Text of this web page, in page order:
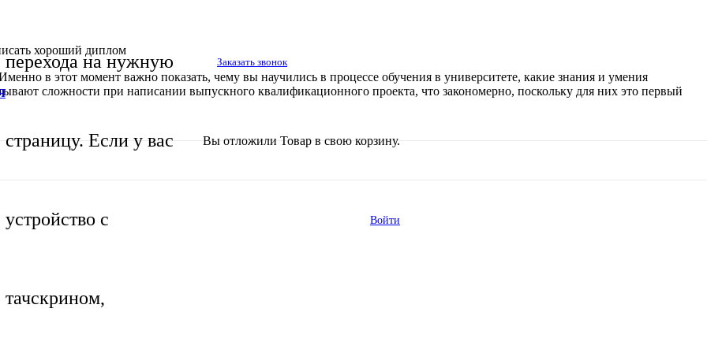
перехода на нужную
страницу. Если у вас
устройство с
тачскрином,
Заказать звонок
Вы отложили Товар в свою корзину.
Войти
хороший диплом
в этот момент важно показать, чему вы научились в процессе обучения в университете, какие знания и умения
сложности при написании выпускного квалификационного проекта, что закономерно, поскольку для них это первый